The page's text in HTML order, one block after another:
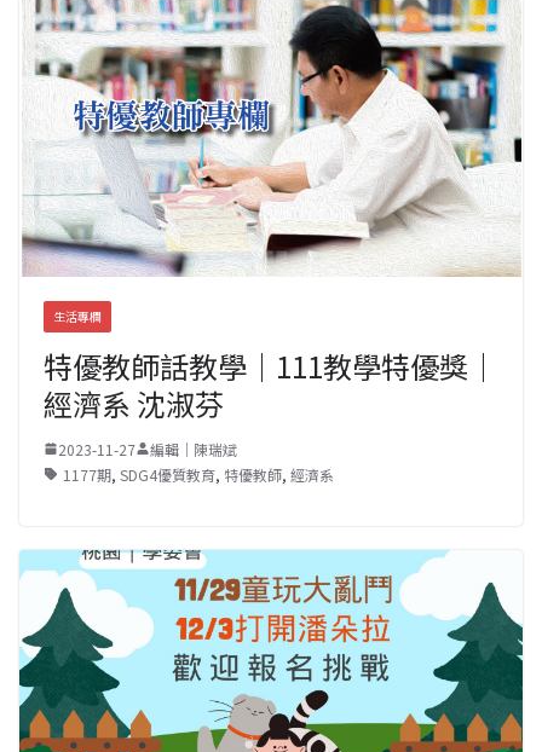
生活專欄
特優教師話教學｜111教學特優獎｜
經濟系 沈淑芬
2023-11-27
編輯｜陳瑞斌
1177期, SDG4優質教育, 特優教師, 經濟系